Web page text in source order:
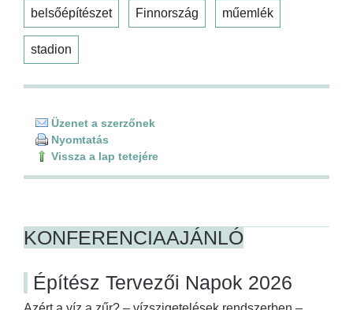
belsőépítészet Finnország műemlék
stadion
Üzenet a szerzőnek
Nyomtatás
Vissza a lap tetejére
KONFERENCIAAJÁNLÓ
Építész Tervezői Napok 2026